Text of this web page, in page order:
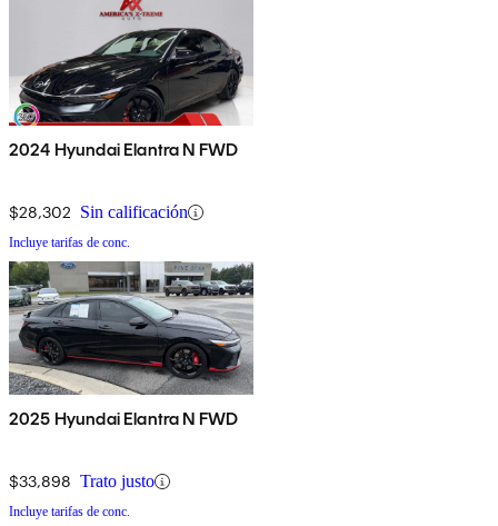
2024 Hyundai Elantra N FWD
$28,302 Sin calificación
Incluye tarifas de conc.
2025 Hyundai Elantra N FWD
$33,898 Trato justo
Incluye tarifas de conc.